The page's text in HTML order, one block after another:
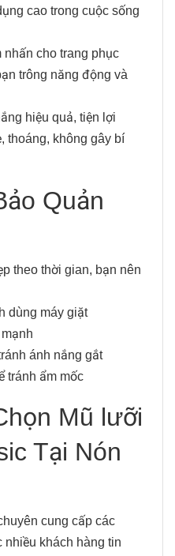
cao trong cuộc sống
cho trang phục
trông năng động và
hiệu quả, tiện lợi
thoáng, không gây bí
Quản
theo thời gian, bạn nên
dùng máy giặt
ánh nắng gắt
tránh ẩm mốc
Mũ lưỡi
Tại Nón
cung cấp các
khách hàng tin